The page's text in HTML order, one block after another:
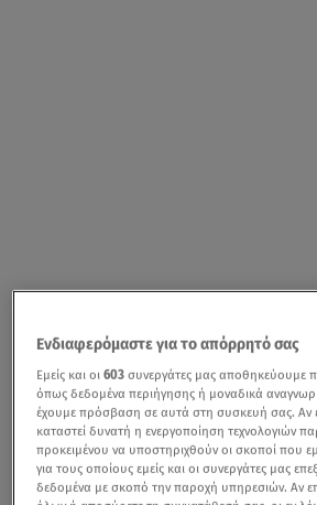
Ενδιαφερόμαστε για το απόρρητό σας
Εμείς και οι603 συνεργάτες μας αποθηκεύουμε
όπως δεδομένα περιήγησης ή μοναδικά
έχουμε πρόσβαση σε αυτά στη συσκευή σας. Αν
καταστεί δυνατή η ενεργοποίηση τεχνολογιών
προκειμένου να υποστηριχθούν οι σκοποί που
για τους οποίους εμείς και οι συνεργάτες μας
δεδομένα με σκοπό την παροχή υπηρεσιών. Αν